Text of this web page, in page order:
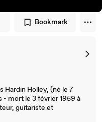
Bookmark
Hardin Holley, (né le 7
- mort le 3 février 1959 à
guitariste et